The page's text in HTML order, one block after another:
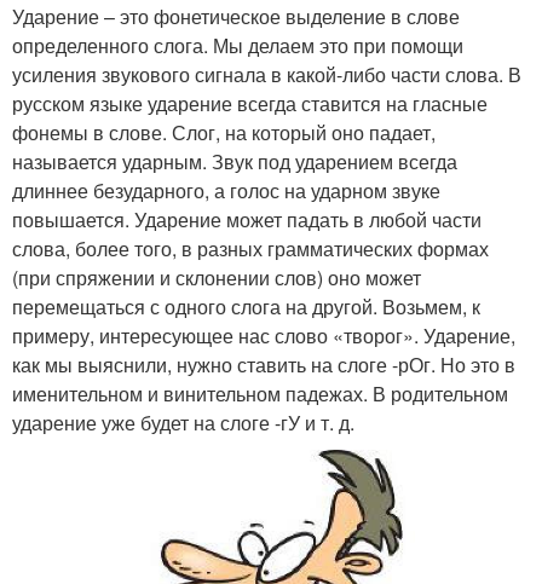
Ударение – это фонетическое выделение в слове
определенного слога. Мы делаем это при помощи
усиления звукового сигнала в какой-либо части слова. В
русском языке ударение всегда ставится на гласные
фонемы в слове. Слог, на который оно падает,
называется ударным. Звук под ударением всегда
длиннее безударного, а голос на ударном звуке
повышается. Ударение может падать в любой части
слова, более того, в разных грамматических формах
(при спряжении и склонении слов) оно может
перемещаться с одного слога на другой. Возьмем, к
примеру, интересующее нас слово «творог». Ударение,
как мы выяснили, нужно ставить на слоге -рОг. Но это в
именительном и винительном падежах. В родительном
ударение уже будет на слоге -гУ и т. д.